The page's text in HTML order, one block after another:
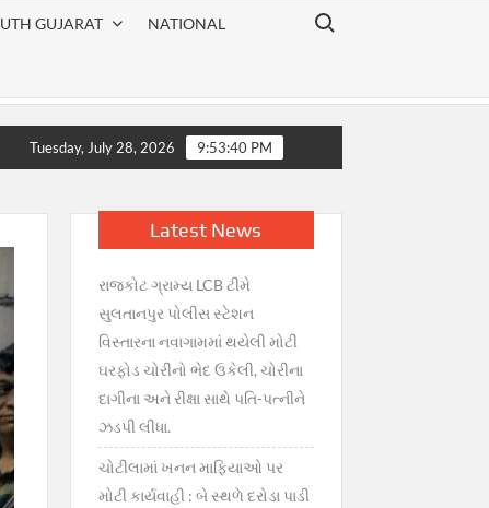
GUJARAT NATIONAL
Search for:
ગભરાટ, સરકારની તાત્કાલિક સ્પષ્ટતા : જથ્થો પૂરતો છે, અફવાઓથી
Tuesday, July 28, 2026 9:53:41 PM
Latest News
રાજકોટ ગ્રામ્ય LCB ટીમે
સુલતાનપુર પોલીસ સ્ટેશન
વિસ્તારના નવાગામમાં થયેલી મોટી
ઘરફોડ ચોરીનો ભેદ ઉકેલી, ચોરીના
દાગીના અને રીક્ષા સાથે પતિ-પત્નીને
ઝડપી લીધા.
ચોટીલામાં ખનન માફિયાઓ પર
મોટી કાર્યવાહી : બે સ્થળે દરોડા પાડી